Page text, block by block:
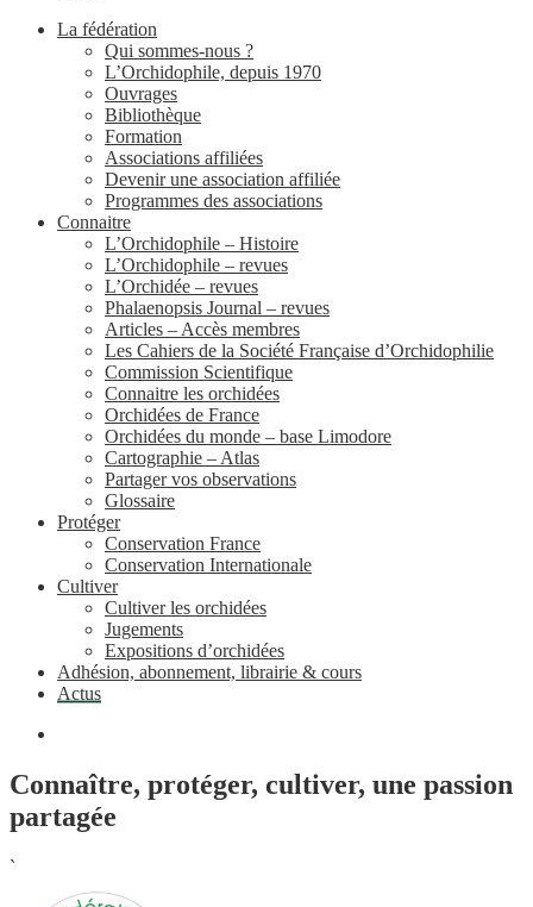
La fédération
Qui sommes-nous ?
L’Orchidophile, depuis 1970
Ouvrages
Bibliothèque
Formation
Associations affiliées
Devenir une association affiliée
Programmes des associations
Connaitre
L’Orchidophile – Histoire
L’Orchidophile – revues
L’Orchidée – revues
Phalaenopsis Journal – revues
Articles – Accès membres
Les Cahiers de la Société Française d’Orchidophilie
Commission Scientifique
Connaitre les orchidées
Orchidées de France
Orchidées du monde – base Limodore
Cartographie – Atlas
Partager vos observations
Glossaire
Protéger
Conservation France
Conservation Internationale
Cultiver
Cultiver les orchidées
Jugements
Expositions d’orchidées
Adhésion, abonnement, librairie & cours
Actus
Connaître, protéger, cultiver, une passion
partagée
`